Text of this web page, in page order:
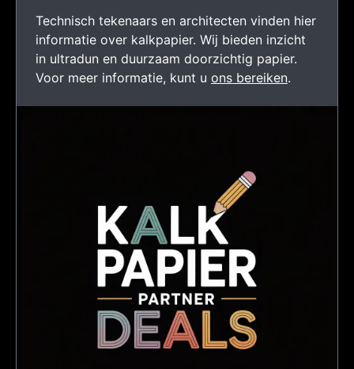
Technisch tekenaars en architecten vinden hier
informatie over kalkpapier. Wij bieden inzicht
in ultradun en duurzaam doorzichtig papier.
Voor meer informatie, kunt u ons bereiken.